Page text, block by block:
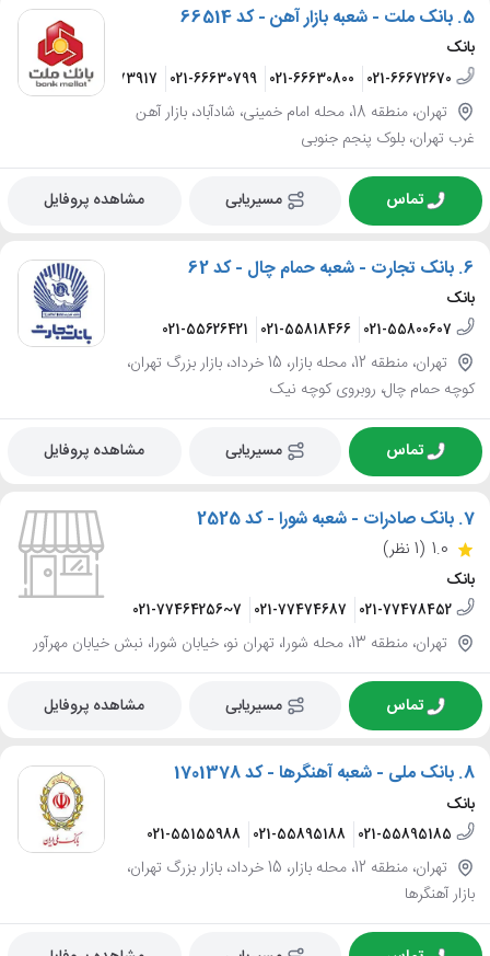
5. بانک ملت - شعبه بازار آهن - کد 66514
بانک
021-66672670
021-66630800
021-66630799
021-66673917
تهران، منطقه 18، محله امام خمینی، شادآباد، بازار آهن
غرب تهران، بلوک پنجم جنوبی
تماس مسیریابی مشاهده پروفایل
6. بانک تجارت - شعبه حمام چال - کد 62
بانک
021-55800607
021-55818466
021-55626421
تهران، منطقه 12، محله بازار، 15 خرداد، بازار بزرگ تهران،
کوچه حمام چال، روبروی کوچه نیک
تماس مسیریابی مشاهده پروفایل
7. بانک صادرات - شعبه شورا - کد 2525
1.0 (1 نظر)
بانک
021-77478452
021-77474687
021-77464256~7
تهران، منطقه 13، محله شورا، تهران نو، خیابان شورا، نبش خیابان مهرآور
تماس مسیریابی مشاهده پروفایل
8. بانک ملی - شعبه آهنگرها - کد 1701378
بانک
021-55895185
021-55895188
021-55155988
تهران، منطقه 12، محله بازار، 15 خرداد، بازار بزرگ تهران،
بازار آهنگرها